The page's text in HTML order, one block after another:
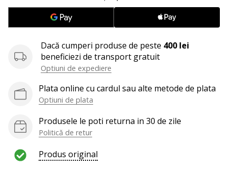
Ești
fan
handbalului
ca
noi?
Alătură-
nouă
ca
al
brandului.
Dacă cumperi produse de peste 400 lei
beneficiezi de transport gratuit
Optiuni de expediere
Plata online cu cardul sau alte metode de plata
Optiuni de plata
Produsele le poti returna in 30 de zile
Politică de retur
Produs original